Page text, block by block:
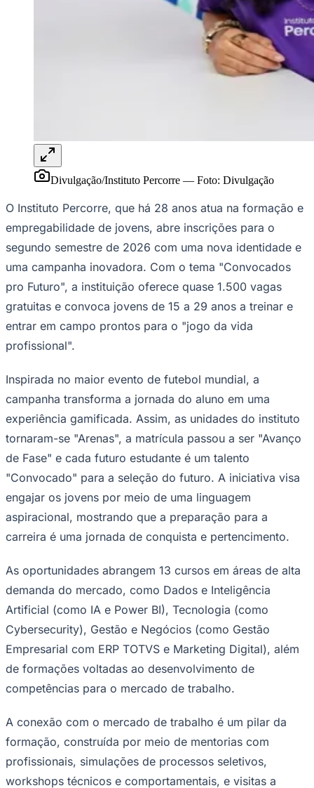
Ceará
Goiás
Divulgação/Instituto Percorre— Foto:Divulgação
O Instituto Percorre, que há 28 anos atua na formação e
empregabilidade de jovens, abre inscrições para o
segundo semestre de 2026 com uma nova identidade e
uma campanha inovadora. Com o tema "Convocados
pro Futuro", a instituição oferece quase 1.500 vagas
gratuitas e convoca jovens de 15 a 29 anos a treinar e
entrar em campo prontos para o "jogo da vida
profissional".
Inspirada no maior evento de futebol mundial, a
campanha transforma a jornada do aluno em uma
experiência gamificada. Assim, as unidades do instituto
tornaram-se "Arenas", a matrícula passou a ser "Avanço
de Fase" e cada futuro estudante é um talento